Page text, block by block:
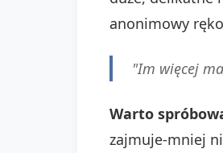
anonimowy
"Im więcej
Warto
zajmuje-mniej